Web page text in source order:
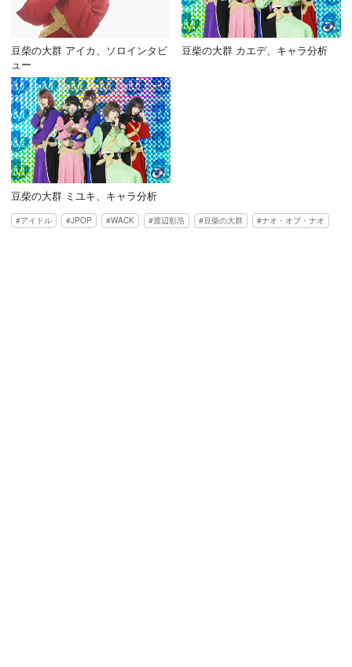
豆柴の大群 アイカ、ソロインタビ
ュー
豆柴の大群 カエデ、キャラ分析
豆柴の大群 ミユキ、キャラ分析
アイドル JPOP WACK 渡辺彰浩 豆柴の大群 ナオ・オブ・ナオ